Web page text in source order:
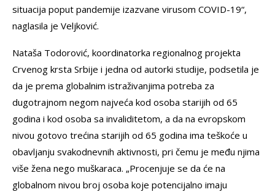
situacija poput pandemije izazvane virusom COVID-19“,
naglasila je Veljković.
Nataša Todorović, koordinatorka regionalnog projekta
Crvenog krsta Srbije i jedna od autorki studije, podsetila je
da je prema globalnim istraživanjima potreba za
dugotrajnom negom najveća kod osoba starijih od 65
godina i kod osoba sa invaliditetom, a da na evropskom
nivou gotovo trećina starijih od 65 godina ima teškoće u
obavljanju svakodnevnih aktivnosti, pri čemu je među njima
više žena nego muškaraca. „Procenjuje se da će na
globalnom nivou broj osoba koje potencijalno imaju